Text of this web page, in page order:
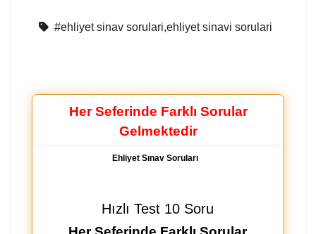
#ehliyet sinav sorulari,ehliyet sinavi sorulari
Her Seferinde Farklı Sorular
Gelmektedir
Ehliyet Sınav Soruları
Hızlı Test 10 Soru